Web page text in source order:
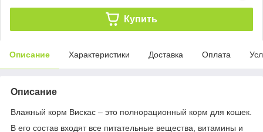
Купить
Описание Характеристики Доставка Оплата
Описание
Влажный корм Вискас – это полнорационный корм для кошек.
В его состав входят все питательные вещества, витамины и